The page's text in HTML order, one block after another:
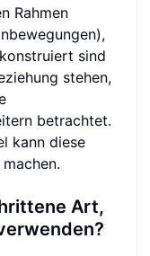
Rahmen
sind
stehen,
betrachtet.
kann diese
Art,